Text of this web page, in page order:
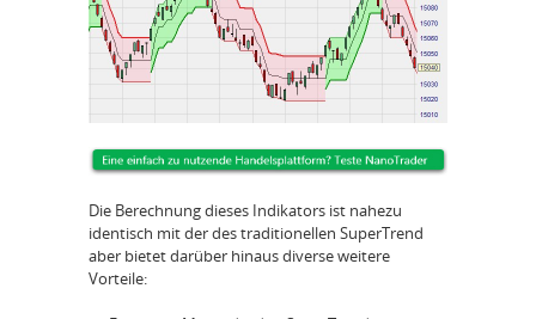
Die Berechnung dieses Indikators ist nahezu
identisch mit der des traditionellen SuperTrend
aber bietet darüber hinaus diverse weitere
Vorteile: